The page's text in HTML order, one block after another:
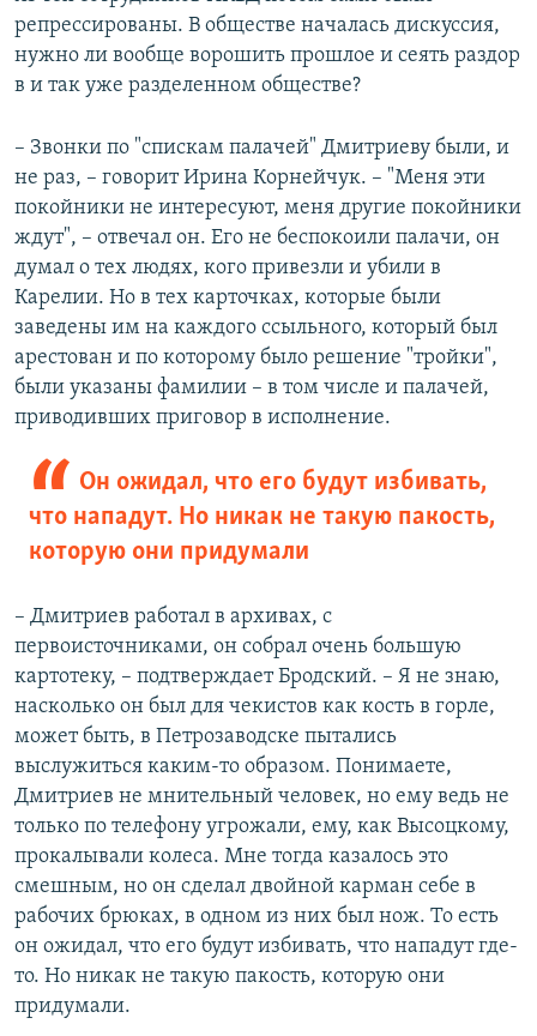
репрессированы. В обществе началась дискуссия,
нужно ли вообще ворошить прошлое и сеять раздор
в и так уже разделенном обществе?
– Звонки по "спискам палачей" Дмитриеву были, и
не раз, – говорит Ирина Корнейчук. – "Меня эти
покойники не интересуют, меня другие покойники
ждут", – отвечал он. Его не беспокоили палачи, он
думал о тех людях, кого привезли и убили в
Карелии. Но в тех карточках, которые были
заведены им на каждого ссыльного, который был
арестован и по которому было решение "тройки",
были указаны фамилии – в том числе и палачей,
приводивших приговор в исполнение.
Он ожидал, что его будут избивать,
что нападут. Но никак не такую пакость,
которую они придумали
– Дмитриев работал в архивах, с
первоисточниками, он собрал очень большую
картотеку, – подтверждает Бродский. – Я не знаю,
насколько он был для чекистов как кость в горле,
может быть, в Петрозаводске пытались
выслужиться каким-то образом. Понимаете,
Дмитриев не мнительный человек, но ему ведь не
только по телефону угрожали, ему, как Высоцкому,
прокалывали колеса. Мне тогда казалось это
смешным, но он сделал двойной карман себе в
рабочих брюках, в одном из них был нож. То есть
он ожидал, что его будут избивать, что нападут где-
то. Но никак не такую пакость, которую они
придумали.